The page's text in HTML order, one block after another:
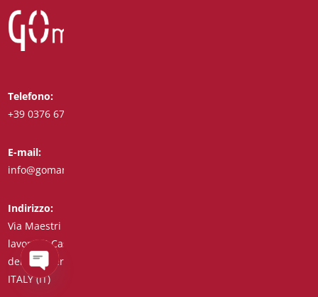
Telefono:
+39 0376 671780
E-mail:
info@goman.it
Indirizzo:
Via Maestri del
lavoro, 8 Castiglione
delle Stiviere 46043
ITALY (IT)
Open